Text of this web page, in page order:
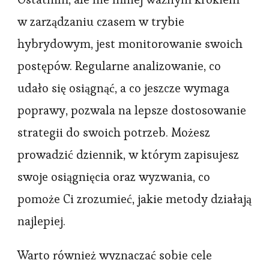
w zarządzaniu czasem w trybie
hybrydowym, jest monitorowanie swoich
postępów. Regularne analizowanie, co
udało się osiągnąć, a co jeszcze wymaga
poprawy, pozwala na lepsze dostosowanie
strategii do swoich potrzeb. Możesz
prowadzić dziennik, w którym zapisujesz
swoje osiągnięcia oraz wyzwania, co
pomoże Ci zrozumieć, jakie metody działają
najlepiej.
Warto również wyznaczać sobie cele